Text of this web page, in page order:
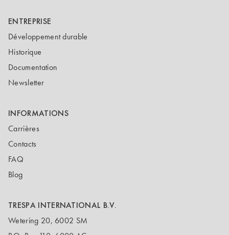
ENTREPRISE
Développement durable
Historique
Documentation
Newsletter
INFORMATIONS
Carrières
Contacts
FAQ
Blog
TRESPA INTERNATIONAL B.V.
Wetering 20, 6002 SM